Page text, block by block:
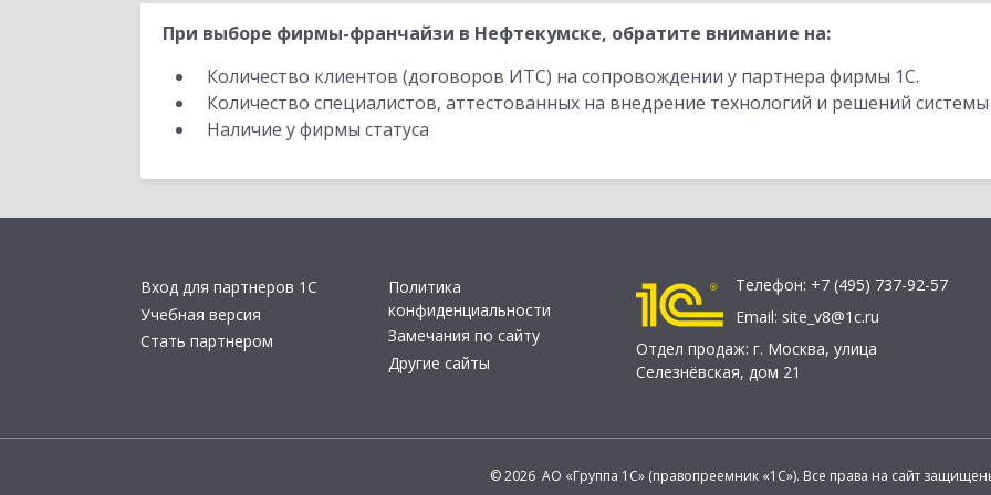
При выборе фирмы-франчайзи в Нефтекумске, обратите внимание на:
Количество клиентов (договоров ИТС) на сопровождении у партнера фирмы 1С.
Количество специалистов, аттестованных на внедрение технологий и решений
Наличие у фирмы статуса
Вход для партнеров 1С
Учебная версия
Стать партнером
Политика
конфиденциальности
Замечания по сайту
Другие сайты
Телефон: +7 (495) 737-92-57
Email: site_v8@1c.ru
Отдел продаж: г. Москва, улица
Селезнёвская, дом 21
© 2026 АО «Группа 1С» (правопреемник «1С»). Все права на сайт